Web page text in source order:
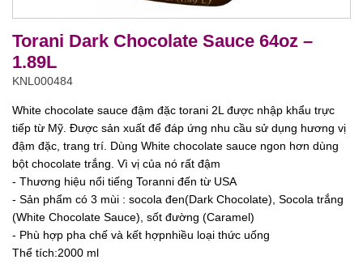
Torani Dark Chocolate Sauce 64oz –
1.89L
KNL000484
White chocolate sauce đậm đặc torani 2L được nhập khẩu trực
tiếp từ Mỹ. Được sản xuất để đáp ứng nhu cầu sử dụng hương vị
đậm đặc, trang trí. Dùng White chocolate sauce ngon hơn dùng
bột chocolate trắng. Vì vị của nó rất đậm
- Thương hiệu nổi tiếng Toranni đến từ USA
- Sản phẩm có 3 mùi : socola đen(Dark Chocolate), Socola trắng
(White Chocolate Sauce), sốt đường (Caramel)
- Phù hợp pha chế và kết hợpnhiều loại thức uống
Thể tích:2000 ml